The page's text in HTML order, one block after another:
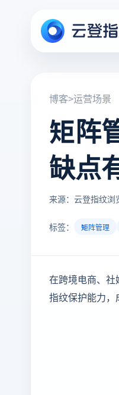
博客>运营场景
矩阵
缺点
来源：云登指纹浏
标签： 矩阵管理
在跨境电商、社
指纹保护能力，